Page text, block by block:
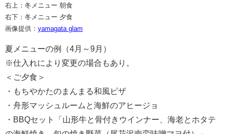
右上：冬メニュー 朝食
右下：冬メニュー 夕食
画像提供： yamagata glam
夏メニューの例（4月～9月）
※仕入れにより変更の場合もあり。
＜ご夕食＞
・もちやかたのまんまる和風ピザ
・舟形マッシュルームと海鮮のアヒージョ
・BBQセット「山形牛と骨付きウインナー、海老とホタテ